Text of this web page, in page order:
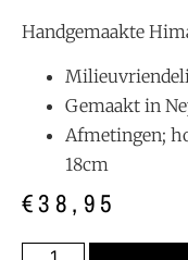
Handgemaakte
Gemaakt in
Afmetingen;
18cm
€38,95